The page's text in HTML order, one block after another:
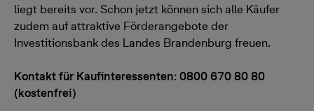
liegt bereits vor. Schon jetzt können sich alle Käufer
zudem auf attraktive Förderangebote der
Investitionsbank des Landes Brandenburg freuen.
Kontakt für Kaufinteressenten: 0800 670 80 80
(kostenfrei)